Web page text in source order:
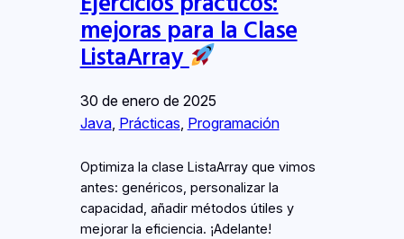
mejoras para la Clase
ListaArray
30 de enero de 2025
Java, Prácticas Programación
Optimiza la clase ListaArray que vimos
antes: genéricos, personalizar la
capacidad, añadir métodos útiles y
mejorar la eficiencia. ¡Adelante!